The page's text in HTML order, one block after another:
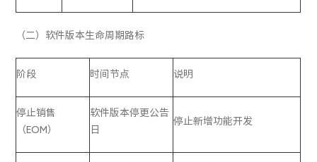
（二）软件版本生命周期路标
阶段 时间节点 说明
停止销售
（EOM）
软件版本停更公告
日
停止新增功能开发